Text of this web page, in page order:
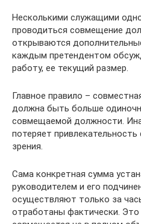
Несколькими служащими
проводиться совмещение
открываются
каждым претендентом
работу, ее текущий размер.
Главное правило –
должна быть больше
совмещаемой должности.
потеряет
зрения.
Сама конкретная сумма
руководителем и его
осуществляют только за
отработаны фактически. Это